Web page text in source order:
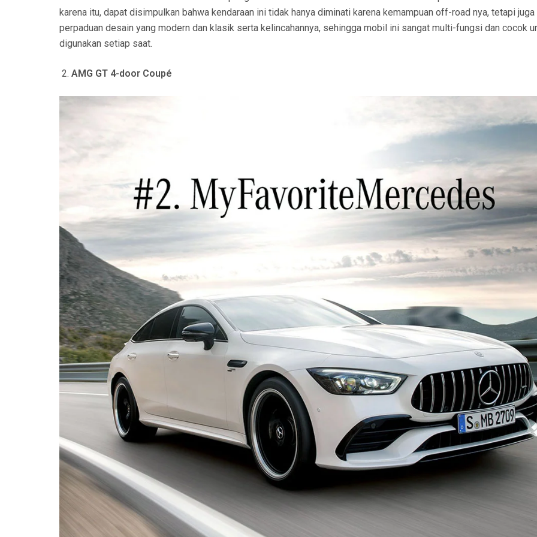
karena itu, dapat disimpulkan bahwa kendaraan ini tidak hanya diminati karena kemampuan off-road nya, tetapi juga
perpaduan desain yang modern dan klasik serta kelincahannya, sehingga mobil ini sangat multi-fungsi dan cocok
digunakan setiap saat.
AMG GT 4-door Coupé